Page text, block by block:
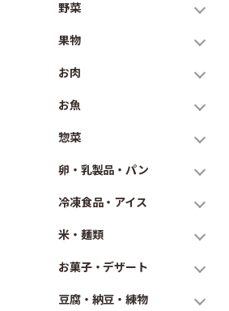
野菜
果物
お肉
お魚
惣菜
卵・乳製品・パン
冷凍食品・アイス
米・麺類
お菓子・デザート
豆腐・納豆・練物